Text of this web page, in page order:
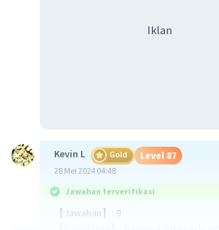
Iklan
Kevin L Gold Level 87
28 Mei 2024 04:48
Jawaban terverifikasi
【Jawaban】: 9